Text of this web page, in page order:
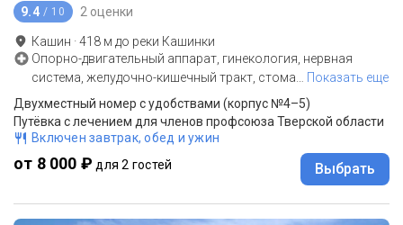
9.4 / 10 2 оценки
Кашин ·418 м до реки Кашинки
Опорно-двигательный аппарат, гинекология, нервная
система, желудочно-кишечный тракт, стома
Показать еще
Двухместный номер с удобствами (корпус №4–5)
Путёвка с лечением для членов профсоюза Тверской области
Включен завтрак, обед и ужин
от 8 000 ₽ для 2 гостей Выбрать